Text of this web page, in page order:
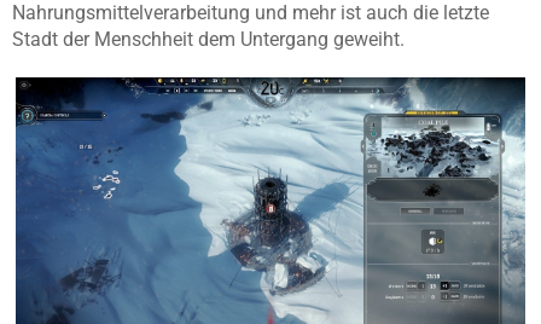
Nahrungsmittelverarbeitung und mehr ist auch die letzte
Stadt der Menschheit dem Untergang geweiht.